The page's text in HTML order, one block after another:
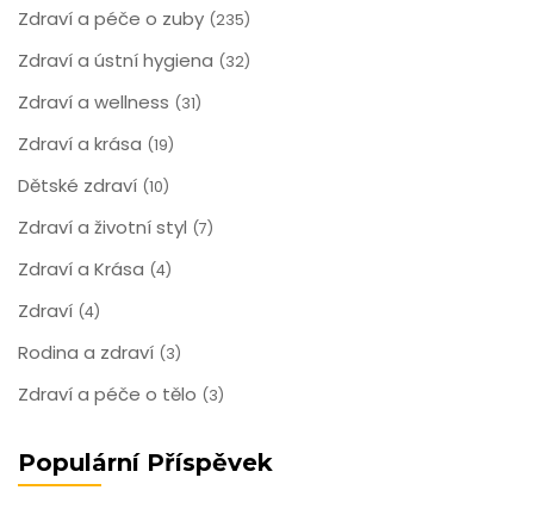
Zdraví a péče o zuby (235)
Zdraví a ústní hygiena (32)
Zdraví a wellness (31)
Zdraví a krása (19)
Dětské zdraví (10)
Zdraví a životní styl (7)
Zdraví a Krása (4)
Zdraví (4)
Rodina a zdraví (3)
Zdraví a péče o tělo (3)
Populární Příspěvek